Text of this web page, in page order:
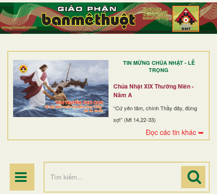
TIN MỪNG CHÚA NHẬT - LỄ
TRỌNG
Chúa Nhật XIX Thường Niên -
Năm A
“Cứ yên tâm, chính Thầy đây, đừng
sợ!” (Mt 14,22-33)
Đọc các tin khác ➥
TRANG NHẤT
GIỚI THIỆU
DÒNG TU
BAN MỤC VỤ
ĐOÀN THỂ CG
ĐIỂM HÀNH HƯƠNG